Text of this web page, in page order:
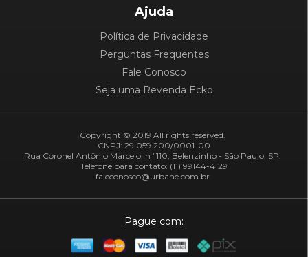
Ajuda
Política de Privacidade
Perguntas Frequentes
Fale Conosco
Seja uma Revenda Ecko
Copyright © 2019 All rights reserved.
CNPJ: 29.059.200/0001-00
Rua Coronel Antônio Marcelo, nº 110, Belenzinho - São Paulo, SP.
Telefone para contato: (11) 99144-4129
faleconosco@urbane.com.br
Pague com: